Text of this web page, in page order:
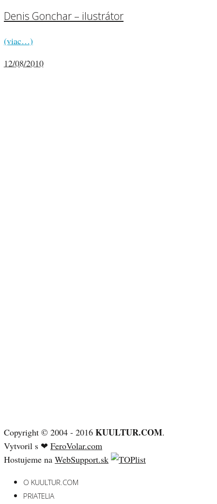
Denis Gonchar – ilustrátor
(viac…)
12/08/2010
Copyright © 2004 - 2016 KUULTUR.COM.
Vytvoril s ❤ FeroVolar.com
Hostujeme na WebSupport.sk
O KUULTUR.COM
PRIATELIA